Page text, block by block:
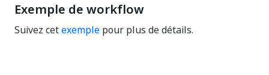
Exemple de workflow
Suivez cetexemple pour plus de détails.